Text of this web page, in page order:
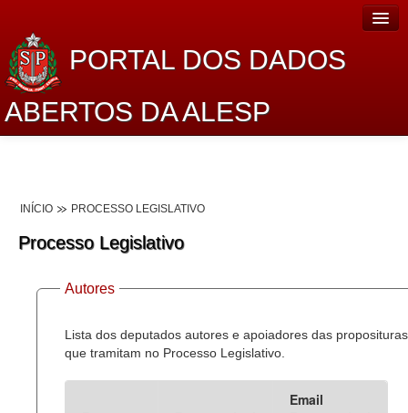
PORTAL DOS DADOS
ABERTOS DA ALESP
Lei de Acesso à Informação
Dados Governamentais Abertos
Planejamento
Catálogo de dados
INÍCIO PROCESSO LEGISLATIVO
Processo Legislativo
Autores
Lista dos deputados autores e apoiadores das proposituras
que tramitam no Processo Legislativo.
Email